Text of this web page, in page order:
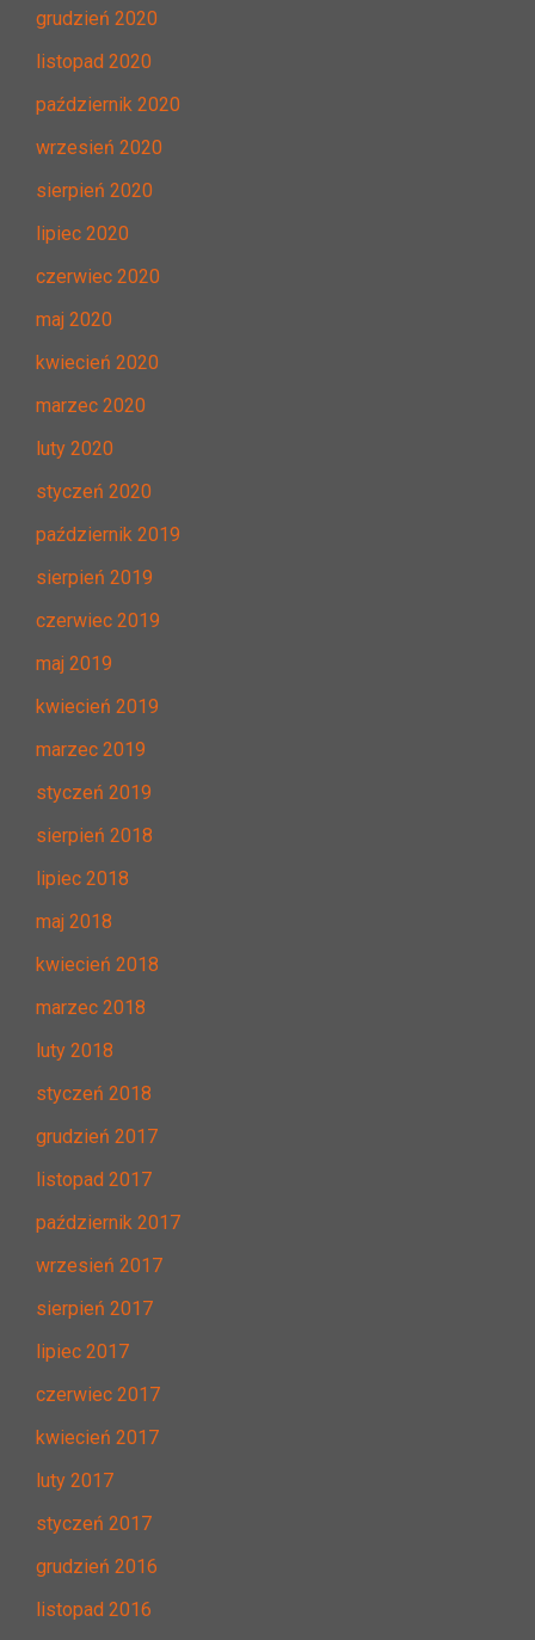
grudzień 2020
listopad 2020
październik 2020
wrzesień 2020
sierpień 2020
lipiec 2020
czerwiec 2020
maj 2020
kwiecień 2020
marzec 2020
luty 2020
styczeń 2020
październik 2019
sierpień 2019
czerwiec 2019
maj 2019
kwiecień 2019
marzec 2019
styczeń 2019
sierpień 2018
lipiec 2018
maj 2018
kwiecień 2018
marzec 2018
luty 2018
styczeń 2018
grudzień 2017
listopad 2017
październik 2017
wrzesień 2017
sierpień 2017
lipiec 2017
czerwiec 2017
kwiecień 2017
luty 2017
styczeń 2017
grudzień 2016
listopad 2016